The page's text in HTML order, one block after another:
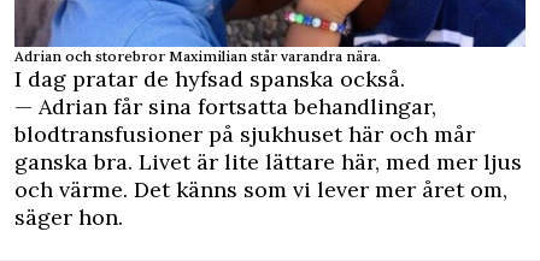
Adrian och storebror Maximilian står varandra nära.
I dag pratar de hyfsad spanska också.
— Adrian får sina fortsatta behandlingar,
blodtransfusioner på sjukhuset här och mår
ganska bra. Livet är lite lättare här, med mer ljus
och värme. Det känns som vi lever mer året om,
säger hon.